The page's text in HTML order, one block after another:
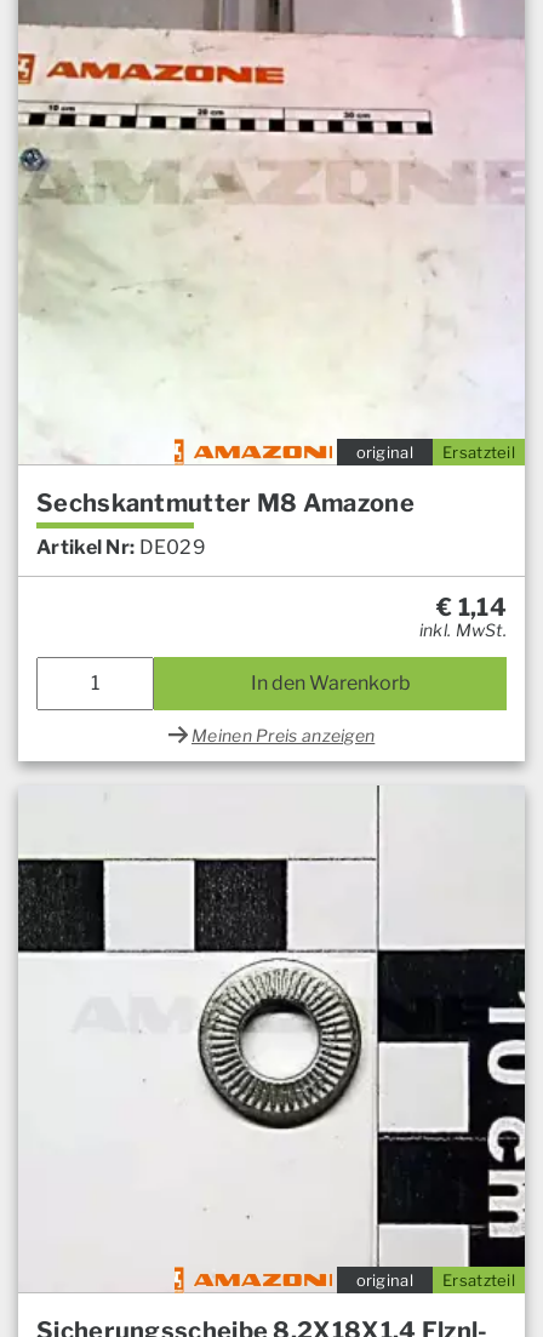
Ersatzteil
original
Sechskantmutter M8 Amazone
Artikel Nr: DE029
€ 1,14
inkl. MwSt.
In den Warenkorb
Meinen Preis anzeigen
Ersatzteil
original
Sicherungsscheibe 8,2X18X1,4 Flznl-